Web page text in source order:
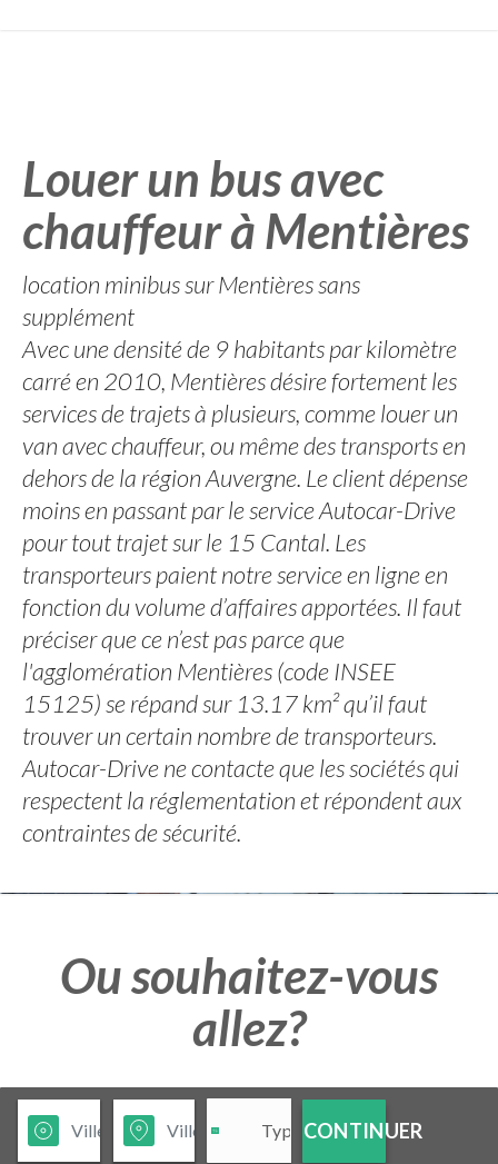
Louer un bus avec
chauffeur à Mentières
location minibus sur Mentières sans
supplément
Avec une densité de 9 habitants par kilomètre
carré en 2010, Mentières désire fortement les
services de trajets à plusieurs, comme louer un
van avec chauffeur, ou même des transports en
dehors de la région Auvergne. Le client dépense
moins en passant par le service Autocar-Drive
pour tout trajet sur le 15 Cantal. Les
transporteurs paient notre service en ligne en
fonction du volume d’affaires apportées. Il faut
préciser que ce n’est pas parce que
l'agglomération Mentières (code INSEE
15125) se répand sur 13.17 km² qu’il faut
trouver un certain nombre de transporteurs.
Autocar-Drive ne contacte que les sociétés qui
respectent la réglementation et répondent aux
contraintes de sécurité.
Ou souhaitez-vous
allez?
CONTINUER